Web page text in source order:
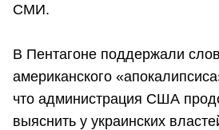
СМИ.
В Пентагоне поддержали
американского
что администрация США
выяснить у украинских